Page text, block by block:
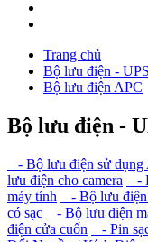
Trang chủ
Bộ lưu điện - UPS
Bộ lưu điện APC
Bộ lưu điện -
- Bộ lưu điện sử dụng
lưu điện cho camera
-
máy tính
- Bộ lưu điện
có sạc
- Bộ lưu điện
điện cửa cuốn
- Pin